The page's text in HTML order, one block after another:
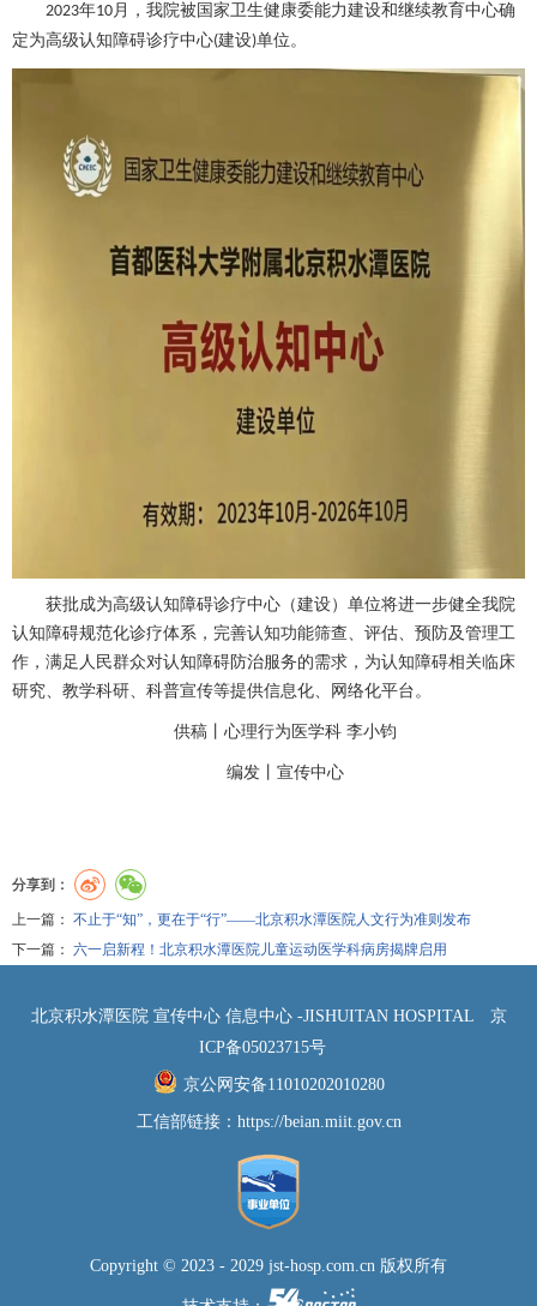
2023年10月，我院被国家卫生健康委能力建设和继续教育中心确
定为高级认知障碍诊疗中心(建设)单位。
获批成为高级认知障碍诊疗中心（建设）单位将进一步健全我院
认知障碍规范化诊疗体系，完善认知功能筛查、评估、预防及管理工
作，满足人民群众对认知障碍防治服务的需求，为认知障碍相关临床
研究、教学科研、科普宣传等提供信息化、网络化平台。
供稿丨 心理行为医学科 李小钧
编发丨 宣传中心
分享到：
上一篇： 不止于“知”，更在于“行”——北京积水潭医院人文行为准则发布
下一篇： 六一启新程！北京积水潭医院儿童运动医学科病房揭牌启用
北京积水潭医院 宣传中心 信息中心 -JISHUITAN HOSPITAL
京
ICP备05023715号
京公网安备11010202010280
工信部链接： https://beian.miit.gov.cn
Copyright © 2023 - 2029 jst-hosp.com.cn 版权所有